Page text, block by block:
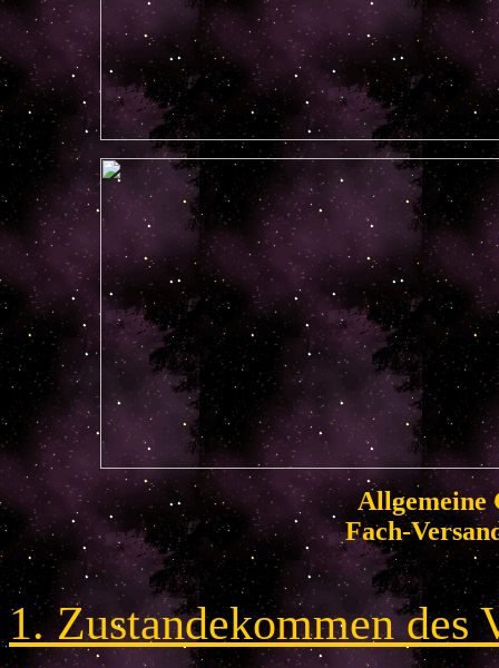
Allgemeine
Fach-
1. Zustandekommen des